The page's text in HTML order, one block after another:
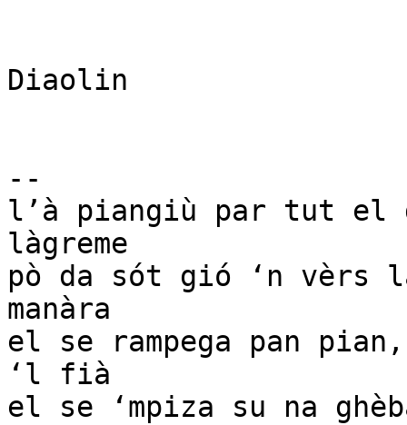
Diaolin
--
l’à piangiù par tut el
làgreme
pò da sót gió ‘n vèrs
manàra
el se rampega pan
‘l fià
el se ‘mpiza su na